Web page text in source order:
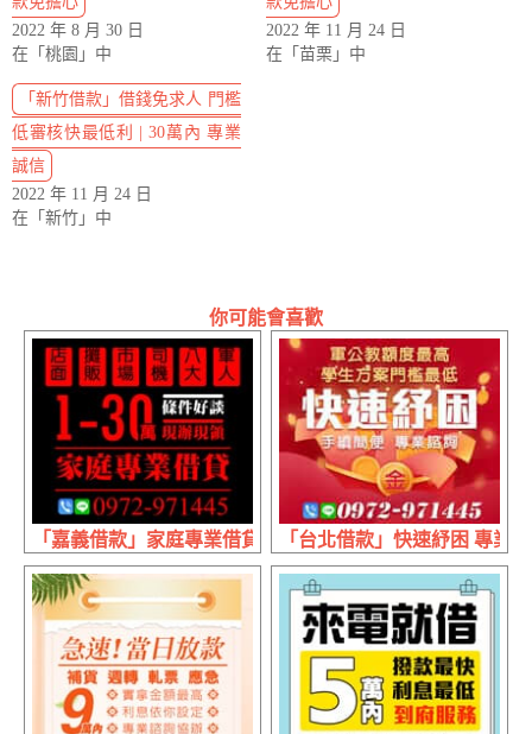
2022 年 8 月 30 日
在「桃園」中
2022 年 11 月 24 日
在「苗栗」中
「新竹借款」借錢免求人 門檻
低審核快最低利 | 30萬內 專業
誠信
2022 年 11 月 24 日
在「新竹」中
你可能會喜歡
「嘉義借款」家庭專業借貸 條件好談 | 1~30萬 現辦現領現
「台北借款」快速紓困 專業